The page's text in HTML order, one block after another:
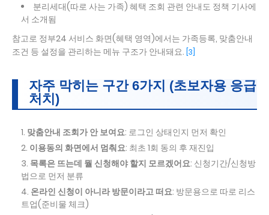
분리세대(따로 사는 가족) 혜택 조회 관련 안내도 정책 기사에
서 소개됨
참고로 정부24 서비스 화면(혜택 영역)에서는 가족등록, 맞춤안내
조건 등 설정을 관리하는 메뉴 구조가 안내돼요. [3]
자주 막히는 구간 6가지 (초보자용 응급
처치)
맞춤안내 조회가 안 보여요: 로그인 상태인지 먼저 확인
이용동의 화면에서 멈춰요: 최초 1회 동의 후 재진입
목록은 뜨는데 뭘 신청해야 할지 모르겠어요: 신청기간/신청방
법으로 먼저 분류
온라인 신청이 아니라 방문이라고 떠요: 방문용으로 따로 리스
트업(준비물 체크)